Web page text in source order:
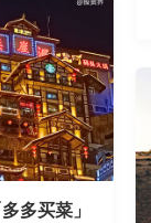
多买菜」